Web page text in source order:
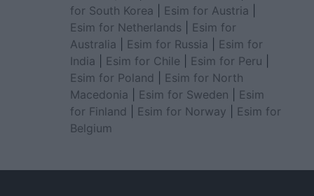
for South Korea
Esim for Austria
Esim for Netherlands
Esim for
Australia
Esim for Russia
Esim for
India
Esim for Chile Esim for Peru
Esim for Poland
Esim for North
Macedonia
Esim for Sweden
Esim
for Finland
Esim for Norway
Esim for
Belgium